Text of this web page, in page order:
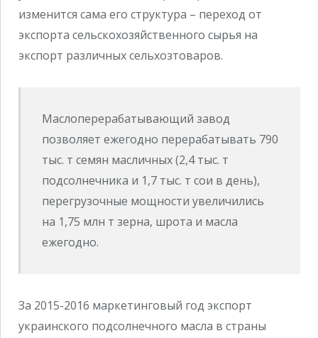
изменится сама его структура – переход от
экспорта сельскохозяйственного сырья на
экспорт различных сельхозтоваров.
Маслоперерабатывающий завод
позволяет ежегодно перерабатывать 790
тыс. т семян масличных (2,4 тыс. т
подсолнечника и 1,7 тыс. т сои в день),
перегрузочные мощности увеличились
на 1,75 млн т зерна, шрота и масла
ежегодно.
За 2015-2016 маркетинговый год экспорт
украинского подсолнечного масла в страны